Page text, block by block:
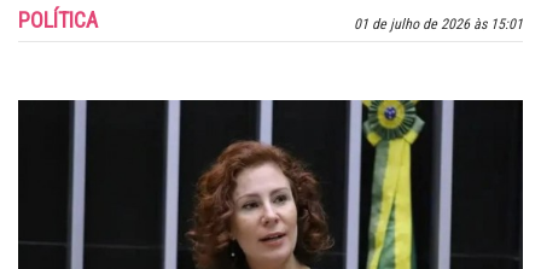
01 de julho de 2026 às 15:01
POLÍTICA